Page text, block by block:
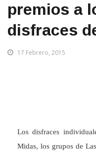
premios a
disfraces
17 Febrero, 2015
Los disfraces
Midas, los grupos de